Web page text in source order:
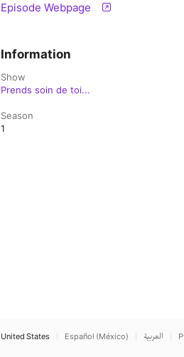
Episode Webpage
Information
Show
Prends soin de toi...
Season
1
United States Español (México) العربية